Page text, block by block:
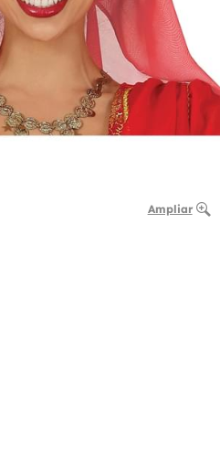
Ampliar